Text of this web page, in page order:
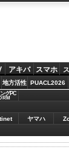
アキバ スマホ
地方活性 PUACL2026
グPC
ヤマハ